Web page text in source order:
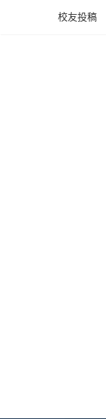
校友投稿